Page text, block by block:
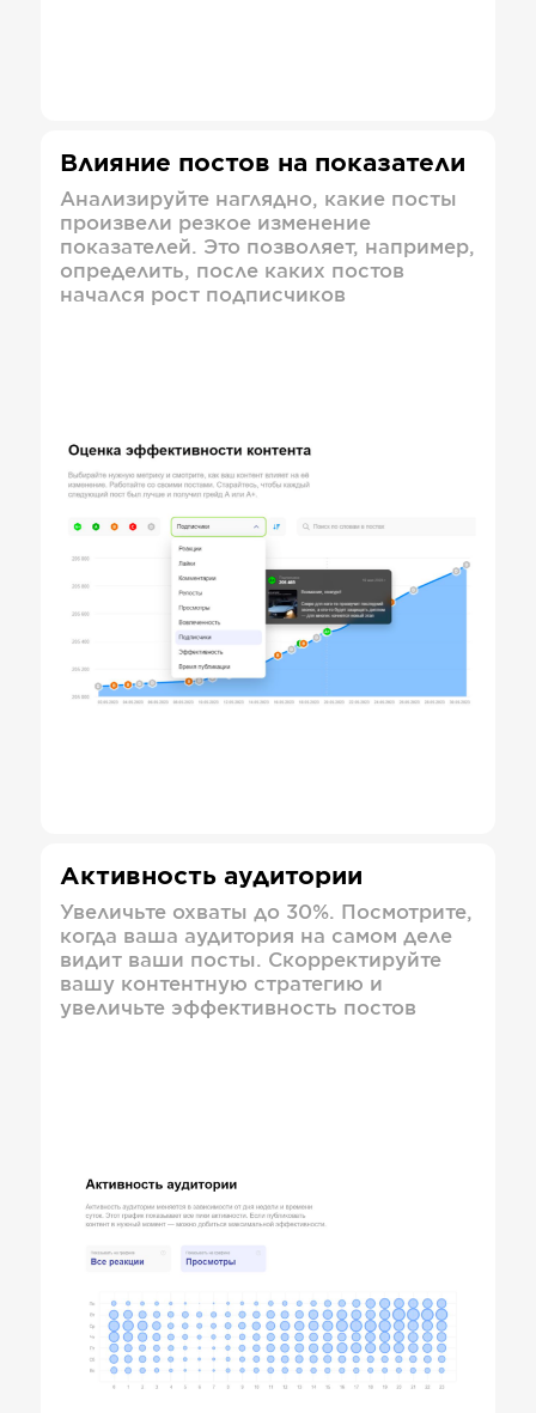
Влияние постов на показатели
Анализируйте наглядно, какие посты
произвели резкое изменение
показателей. Это позволяет, например,
определить, после каких постов
начался рост подписчиков
Активность аудитории
Увеличьте охваты до 30%. Посмотрите,
когда ваша аудитория на самом деле
видит ваши посты. Скорректируйте
вашу контентную стратегию и
увеличьте эффективность постов